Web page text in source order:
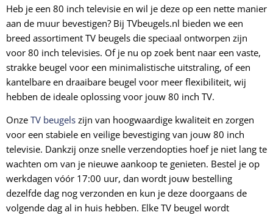
Heb je een 80 inch televisie en wil je deze op een nette manier
aan de muur bevestigen? Bij TVbeugels.nl bieden we een
breed assortiment TV beugels die speciaal ontworpen zijn
voor 80 inch televisies. Of je nu op zoek bent naar een vaste,
strakke beugel voor een minimalistische uitstraling, of een
kantelbare en draaibare beugel voor meer flexibiliteit, wij
hebben de ideale oplossing voor jouw 80 inch TV.
Onze TV beugels zijn van hoogwaardige kwaliteit en zorgen
voor een stabiele en veilige bevestiging van jouw 80 inch
televisie. Dankzij onze snelle verzendopties hoef je niet lang te
wachten om van je nieuwe aankoop te genieten. Bestel je op
werkdagen vóór 17:00 uur, dan wordt jouw bestelling
dezelfde dag nog verzonden en kun je deze doorgaans de
volgende dag al in huis hebben. Elke TV beugel wordt